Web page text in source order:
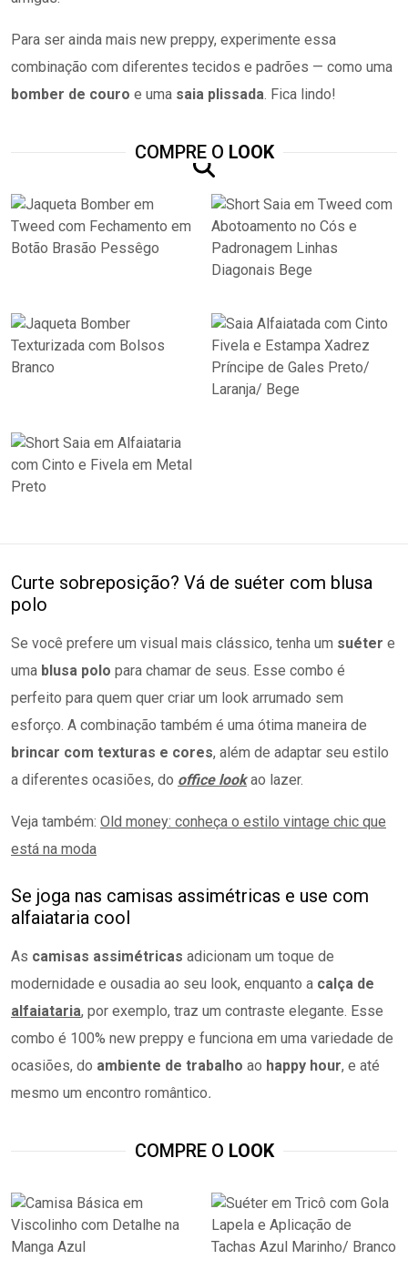
Para ser ainda mais new preppy, experimente essa
combinação com diferentes tecidos e padrões — como uma
bomber de couro e uma saia plissada. Fica lindo!
COMPRE O LOOK
Curte sobreposição? Vá de suéter com blusa
polo
Se você prefere um visual mais clássico, tenha um suéter e
uma blusa polo para chamar de seus. Esse combo é
perfeito para quem quer criar um look arrumado sem
esforço. A combinação também é uma ótima maneira de
brincar com texturas e cores, além de adaptar seu estilo
a diferentes ocasiões, do office lookao lazer.
Veja também: Old money: conheça o estilo vintage chic que
está na moda
Se joga nas camisas assimétricas e use com
alfaiataria cool
As camisas assimétricas adicionam um toque de
modernidade e ousadia ao seu look, enquanto a calça de
alfaiataria, por exemplo, traz um contraste elegante. Esse
combo é 100% new preppy e funciona em uma variedade de
ocasiões, do ambiente de trabalho ao happy hour, e até
mesmo um encontro romântico.
COMPRE O LOOK